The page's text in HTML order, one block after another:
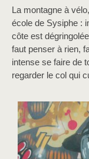
La montagne à
école de Sysiphe :
côte est
faut penser à rien,
intense se faire de
regarder le col qui